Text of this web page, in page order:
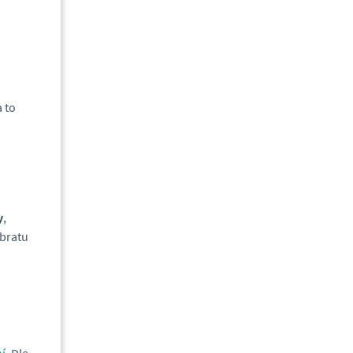
to
,